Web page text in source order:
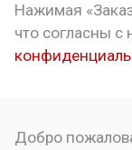
Нажимая
что согласны с
Добро